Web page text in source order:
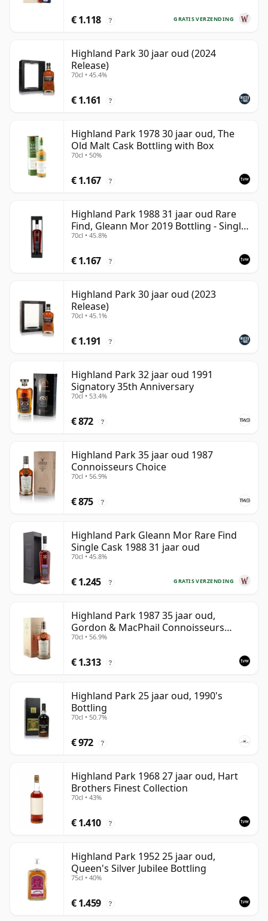
GRATIS VERZENDING
€ 1.118 ?
Highland Park 30 jaar oud (2024
Release)
70cl • 45.4%
€ 1.161 ?
Highland Park 1978 30 jaar oud, The
Old Malt Cask Bottling with Box
70cl • 50%
€ 1.167 ?
Highland Park 1988 31 jaar oud Rare
Find, Gleann Mor 2019 Bottling - Single
Cask
70cl • 45.8%
€ 1.167 ?
Highland Park 30 jaar oud (2023
Release)
70cl • 45.1%
€ 1.191 ?
Highland Park 32 jaar oud 1991
Signatory 35th Anniversary
70cl • 53.4%
€ 872 ?
Highland Park 35 jaar oud 1987
Connoisseurs Choice
70cl • 56.9%
€ 875 ?
Highland Park Gleann Mor Rare Find
Single Cask 1988 31 jaar oud
70cl • 45.8%
GRATIS VERZENDING
€ 1.245 ?
Highland Park 1987 35 jaar oud,
Gordon & MacPhail Connoisseurs
Choice - Cask 21604501
70cl • 56.9%
€ 1.313 ?
Highland Park 25 jaar oud, 1990's
Bottling
70cl • 50.7%
€ 972 ?
Highland Park 1968 27 jaar oud, Hart
Brothers Finest Collection
70cl • 43%
€ 1.410 ?
Highland Park 1952 25 jaar oud,
Queen's Silver Jubilee Bottling
75cl • 40%
€ 1.459 ?